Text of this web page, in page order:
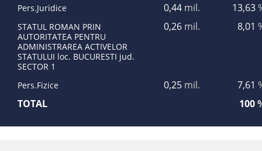
Pers.Juridice 0,44 mil. 13,63
STATUL ROMAN PRIN
AUTORITATEA PENTRU
ADMINISTRAREA ACTIVELOR
STATULUI loc. BUCURESTI jud.
SECTOR 1
0,26 mil. 8,01
Pers.Fizice 0,25 mil. 7,61
TOTAL
100